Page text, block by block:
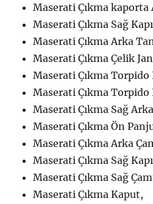
Maserati Çıkma kaporta
Maserati Çıkma Sağ
Maserati Çıkma Arka
Maserati Çıkma Çelik
Maserati Çıkma Torpido
Maserati Çıkma
Maserati Çıkma Sağ
Maserati Çıkma Ön
Maserati Çıkma Arka
Maserati Çıkma Sağ
Maserati Çıkma Sağ
Maserati Çıkma Kaput,